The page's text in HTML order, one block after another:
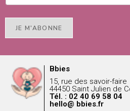
JE M'ABONNE
Bbies
15, rue des savoir-faire
44450 Saint Julien de
Tél. : 02 40 69 58 04
hello@ bbies.fr